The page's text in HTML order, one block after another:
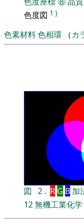
色度図 1 )
色素材料色相環 （カ
図 2 . R G B 加
12無機工業化学